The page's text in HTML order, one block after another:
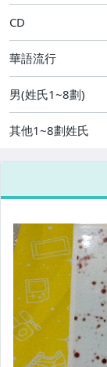
CD
華語流行
男(姓氏1~8劃)
其他1~8劃姓氏